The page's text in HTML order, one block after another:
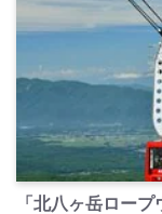
「北八ヶ岳ロー